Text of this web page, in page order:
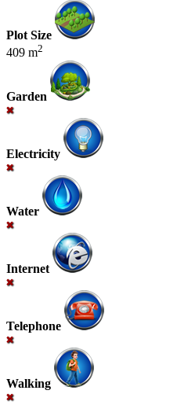
Plot Size
409 m2
Garden
Electricity
Water
Internet
Telephone
Walking